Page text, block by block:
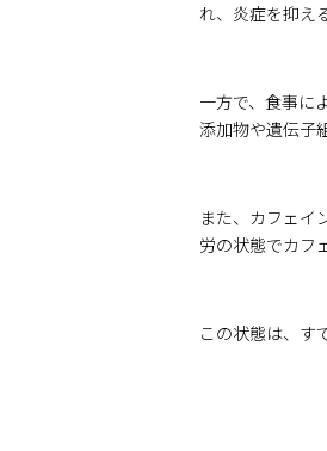
れ、炎症を抑え
一方で、食事に
添加物や遺伝子
また、カフェイ
労の状態でカフ
この状態は、す